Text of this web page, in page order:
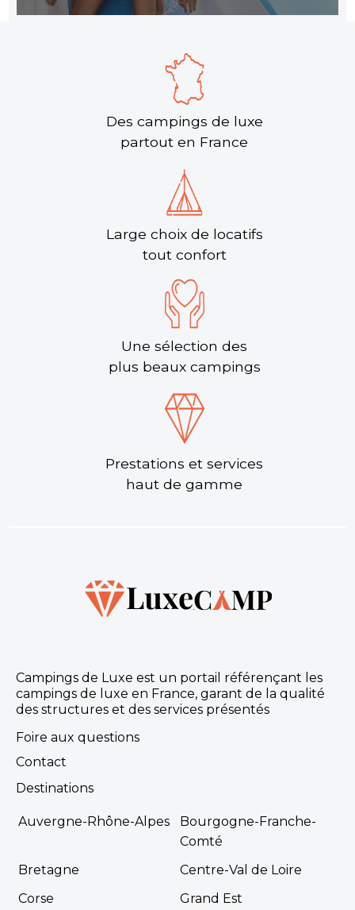
Des campings de luxe
partout en France
Large choix de locatifs
tout confort
Une sélection des
plus beaux campings
Prestations et services
haut de gamme
Campings de Luxe est un portail référençant les
campings de luxe en France, garant de la qualité
des structures et des services présentés
Foire aux questions
Contact
Destinations
Auvergne-Rhône-Alpes
Bourgogne-Franche-
Comté
Bretagne
Centre-Val de Loire
Corse
Grand Est